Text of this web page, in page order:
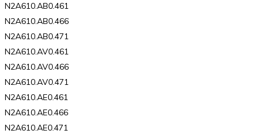
N2A610.AB0.461
N2A610.AB0.466
N2A610.AB0.471
N2A610.AV0.461
N2A610.AV0.466
N2A610.AV0.471
N2A610.AE0.461
N2A610.AE0.466
N2A610.AE0.471